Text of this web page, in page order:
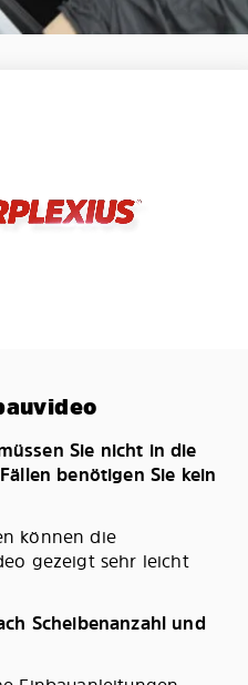
Sie nicht in die
benötigen Sie kein
können die
gezeigt sehr leicht
Scheibenanzahl und